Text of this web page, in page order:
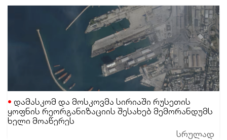
დამასკომ და მოსკოვმა სირიაში რუსეთის
ყოფნის რეორგანიზაციის შესახებ მემორანდუმს
ხელი მოაწერეს
სრულად